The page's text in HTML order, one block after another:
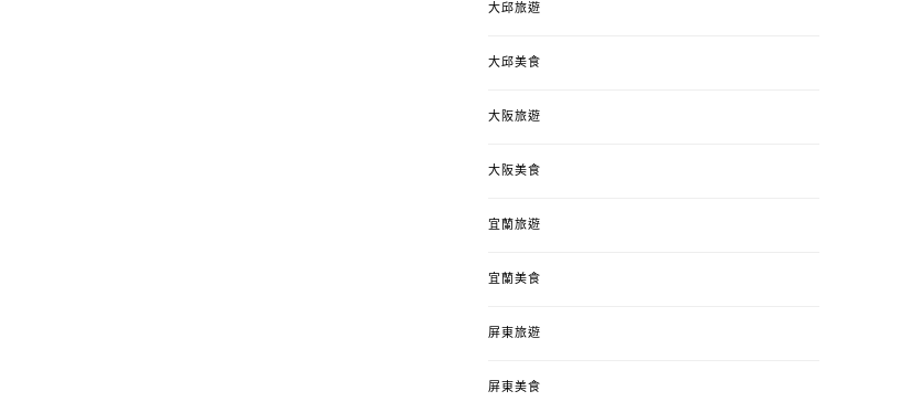
大邱旅遊
大邱美食
大阪旅遊
大阪美食
宜蘭旅遊
宜蘭美食
屏東旅遊
屏東美食